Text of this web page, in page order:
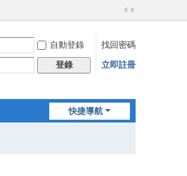
切
到
寬
自動登錄
找回密碼
登錄 立即註冊
快捷導航